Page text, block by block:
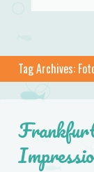
Tag Archives: